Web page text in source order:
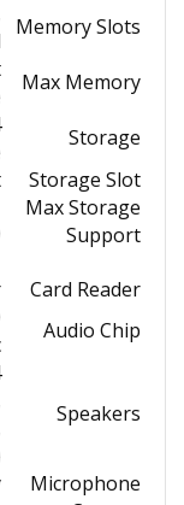
Memory Slots
Max Memory
Storage
Storage Slot
Max Storage
Support
Card Reader
Audio Chip
Speakers
Microphone